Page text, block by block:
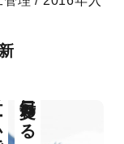
毎日変わる現場で